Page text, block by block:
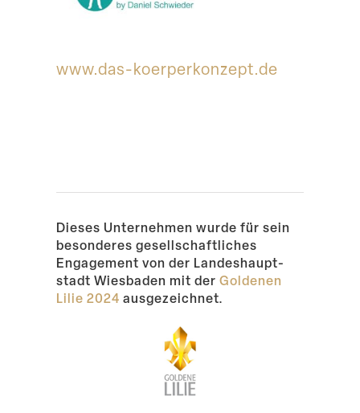
www​.das​-koerper​konzept​.de
Dieses Unter­nehmen wurde für sein
beson­deres gesell­schaft­liches
Engagement von der Landes­haupt­
stadt Wiesbaden mit der Goldenen
Lilie 2024 ausgezeichnet.